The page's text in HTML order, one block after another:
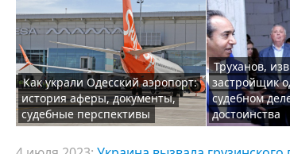
Как украли Одесский аэропорт:
история аферы, документы,
судебные перспективы
Труханов,
застройщик
судебном
достоинства